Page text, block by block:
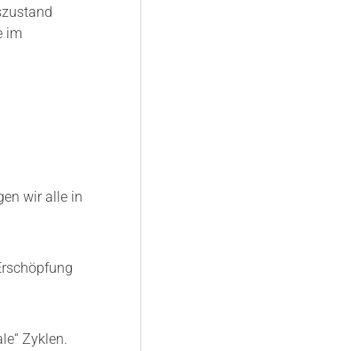
im
wir alle in
Zyklen.